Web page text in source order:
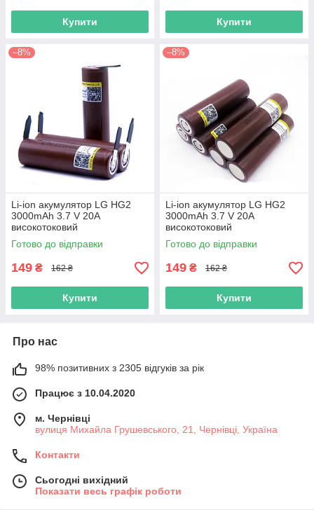
Купити Купити
–8%
Li-ion акумулятор LG HG2
3000mAh 3.7 V 20A
високотоковий
Готово до відправки
149 ₴ 162 ₴
Купити
–8%
Li-ion акумулятор LG HG2
3000mAh 3.7 V 20A
високотоковий
Готово до відправки
149 ₴ 162 ₴
Купити
Про нас
98% позитивних з 2305 відгуків за рік
Працює з 10.04.2020
м. Чернівці
вулиця Михайла Грушевського, 21, Чернівці, Україна
Контакти
Сьогодні вихідний
Показати весь графік роботи